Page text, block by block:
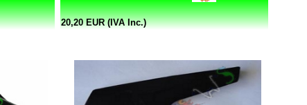
20,20 EUR (IVA Inc.)